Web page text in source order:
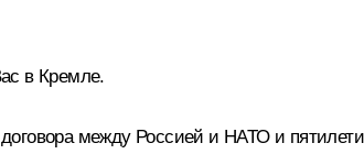
в Кремле.
между Россией и НАТО и